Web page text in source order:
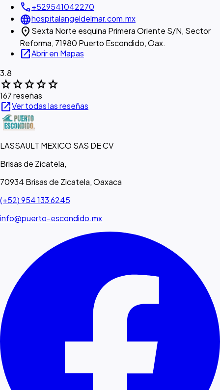
call+529541042270
languagehospitalangeldelmar.com.mx
location_on Sexta Norte esquina Primera Oriente S/N, Sector
Reforma, 71980 Puerto Escondido, Oax.
open_in_newAbrir en Mapas
3.8
starstarstarstarstar
167 reseñas
open_in_newVer todas las reseñas
LASSAULT MEXICO SAS DE CV
Brisas de Zicatela,
70934 Brisas de Zicatela, Oaxaca
(+52) 954 133 6245
info@puerto-escondido.mx